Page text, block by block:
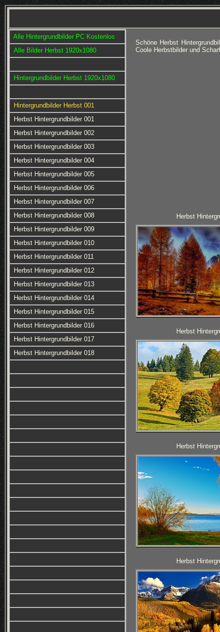
Alle Hintergrundbilder PC Kostenlos
Alle Bilder Herbst 1920x1080
Hintergrundbilder Herbst 1920x1080
Hintergrundbilder Herbst 001
Herbst Hintergrundbilder 001
Herbst Hintergrundbilder 002
Herbst Hintergrundbilder 003
Herbst Hintergrundbilder 004
Herbst Hintergrundbilder 005
Herbst Hintergrundbilder 006
Herbst Hintergrundbilder 007
Herbst Hintergrundbilder 008
Herbst Hintergrundbilder 009
Herbst Hintergrundbilder 010
Herbst Hintergrundbilder 011
Herbst Hintergrundbilder 012
Herbst Hintergrundbilder 013
Herbst Hintergrundbilder 014
Herbst Hintergrundbilder 015
Herbst Hintergrundbilder 016
Herbst Hintergrundbilder 017
Herbst Hintergrundbilder 018
Schöne Herbst
Coole Herbstbilder und
Herbst
Herbst
Herbst
Herbst